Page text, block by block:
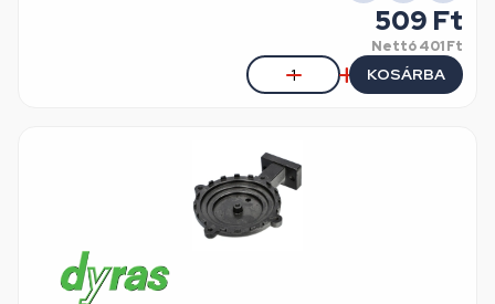
509 Ft
Nettó401 Ft
KOSÁRBA